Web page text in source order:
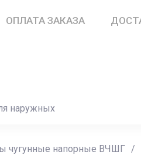
ОПЛАТА ЗАКАЗА
наружных
чугунные напорные ВЧШГ /